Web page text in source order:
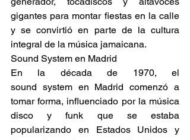
gigantes para montar fiestas en la calle
y se convirtió en parte de la cultura
integral de la música jamaicana.
Sound System en Madrid
En la década de 1970, el
sound system en Madrid comenzó a
tomar forma, influenciado por la música
disco y funk que se estaba
popularizando en Estados Unidos y